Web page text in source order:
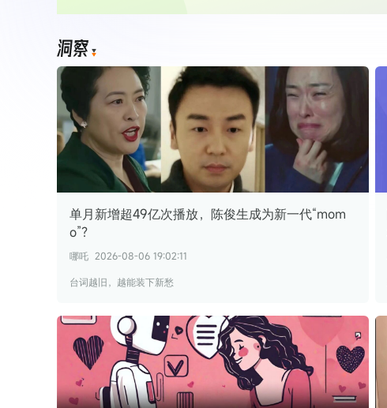
单月新增超49亿次播放，陈俊生成为新一代“mom
o”？
哪吒 2026-08-06 19:02:11
台词越旧，越能装下新愁